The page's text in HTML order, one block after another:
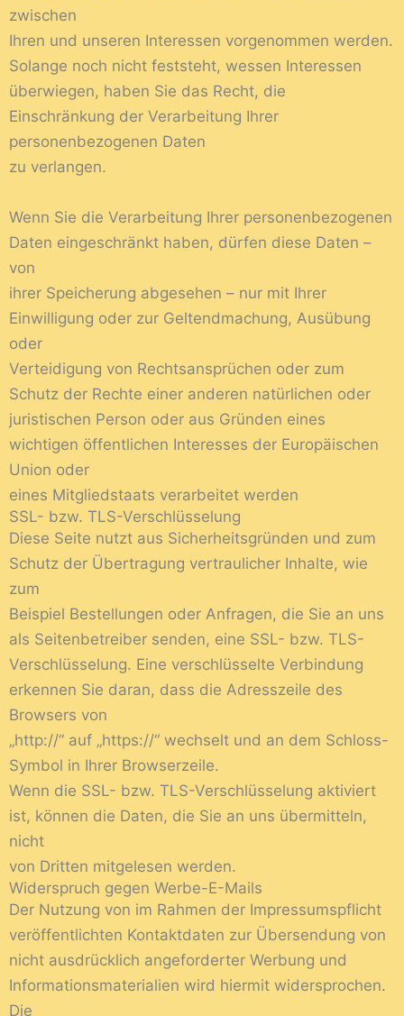
zwischen
Ihren und unseren Interessen vorgenommen werden.
Solange noch nicht feststeht, wessen Interessen
überwiegen, haben Sie das Recht, die
Einschränkung der Verarbeitung Ihrer
personenbezogenen Daten
zu verlangen.
Wenn Sie die Verarbeitung Ihrer personenbezogenen
Daten eingeschränkt haben, dürfen diese Daten –
von
ihrer Speicherung abgesehen – nur mit Ihrer
Einwilligung oder zur Geltendmachung, Ausübung
oder
Verteidigung von Rechtsansprüchen oder zum
Schutz der Rechte einer anderen natürlichen oder
juristischen Person oder aus Gründen eines
wichtigen öffentlichen Interesses der Europäischen
Union oder
eines Mitgliedstaats verarbeitet werden
SSL- bzw. TLS-Verschlüsselung
Diese Seite nutzt aus Sicherheitsgründen und zum
Schutz der Übertragung vertraulicher Inhalte, wie
zum
Beispiel Bestellungen oder Anfragen, die Sie an uns
als Seitenbetreiber senden, eine SSL- bzw. TLS-
Verschlüsselung. Eine verschlüsselte Verbindung
erkennen Sie daran, dass die Adresszeile des
Browsers von
„http://“ auf „https://“ wechselt und an dem Schloss-
Symbol in Ihrer Browserzeile.
Wenn die SSL- bzw. TLS-Verschlüsselung aktiviert
ist, können die Daten, die Sie an uns übermitteln,
nicht
von Dritten mitgelesen werden.
Widerspruch gegen Werbe-E-Mails
Der Nutzung von im Rahmen der Impressumspflicht
veröffentlichten Kontaktdaten zur Übersendung von
nicht ausdrücklich angeforderter Werbung und
Informationsmaterialien wird hiermit widersprochen.
Die